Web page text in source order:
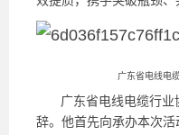
广东省电线电
广东省电线电缆行
辞。他首先向承办本次活